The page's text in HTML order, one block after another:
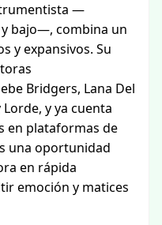
—
bajo—, combina un
y expansivos. Su
Bridgers, Lana Del
Lorde, y ya cuenta
en plataformas de
una oportunidad
en rápida
emoción y matices